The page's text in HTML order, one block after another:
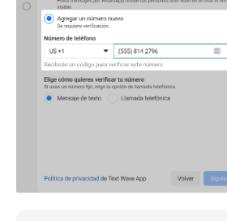
Durante la moderación,
mensajes de prueba cada 24
de la empresa.
Cómo conectarlo:
1. Selecciona "Usar solo el
Haz clic en "Siguiente" →